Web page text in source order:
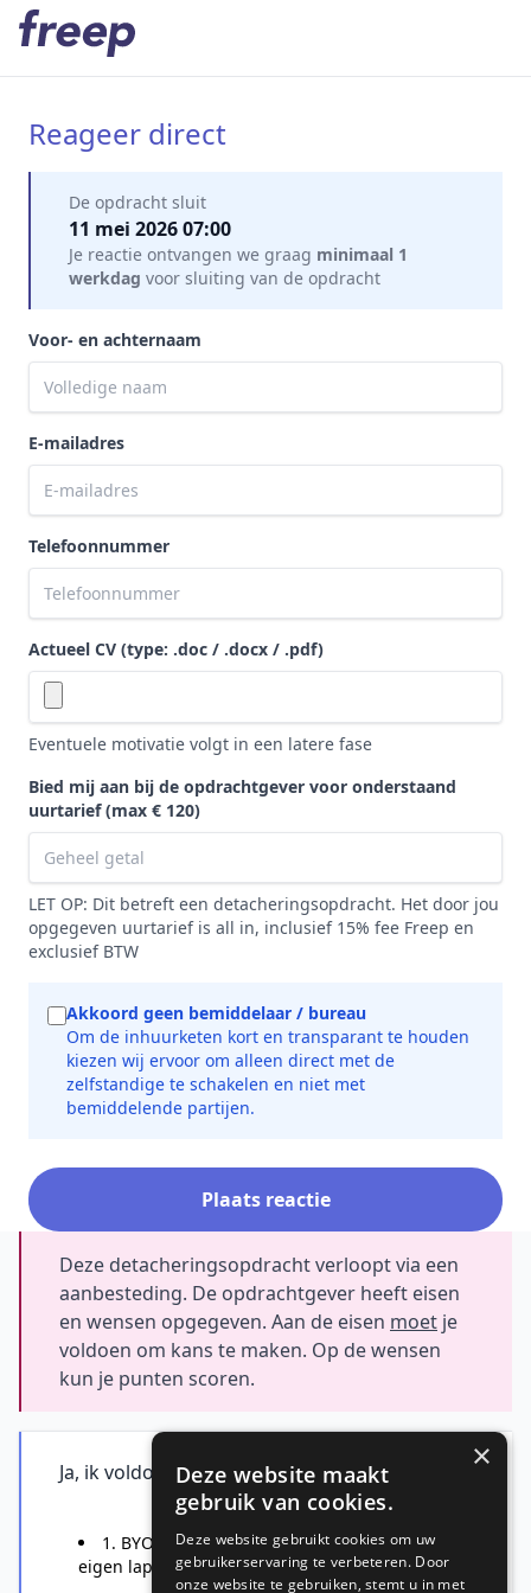
Mijn gegevens
Reageer direct
De opdracht sluit
11 mei 2026 07:00
Je reactie ontvangen we graag minimaal 1
werkdag voor sluiting van de opdracht
Voor- en achternaam
E-mailadres
Telefoonnummer
Actueel CV (type: .doc / .docx / .pdf)
Eventuele motivatie volgt in een latere fase
Bied mij aan bij de opdrachtgever voor onderstaand
uurtarief(max € 120)
LET OP: Dit betreft een detacheringsopdracht. Het door jou
opgegeven uurtarief is all in, inclusief 15% fee Freep en
exclusief BTW
Akkoord geen bemiddelaar / bureau
Om de inhuurketen kort en transparant te houden
kiezen wij ervoor om alleen direct met de
zelfstandige te schakelen en niet met
bemiddelende partijen.
Plaats reactie
Deze detacheringsopdracht verloopt via een
aanbesteding. De opdrachtgever heeft eisen
en wensen opgegeven. Aan de eisen moet je
voldoen om kans te maken. Op de wensen
kun je punten scoren.
Ja, ik voldoe aan de eisen
1. BYOD: de kandidaat maakt gebruik van
eigen laptop en mobiel;
×
Deze website maakt
gebruik van cookies.
Deze website gebruikt cookies om uw
gebruikerservaring te verbeteren. Door
onze website te gebruiken, stemt u in met